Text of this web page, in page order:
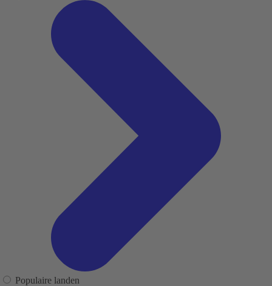
Populaire landen